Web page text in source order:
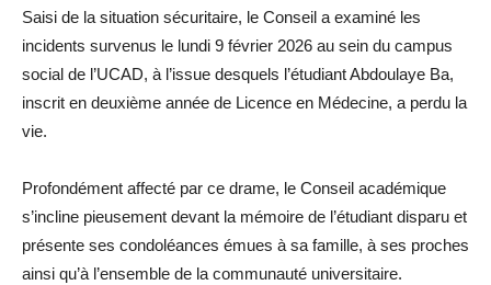
Saisi de la situation sécuritaire, le Conseil a examiné les
incidents survenus le lundi 9 février 2026 au sein du campus
social de l’UCAD, à l’issue desquels l’étudiant Abdoulaye Ba,
inscrit en deuxième année de Licence en Médecine, a perdu la
vie.
Profondément affecté par ce drame, le Conseil académique
s’incline pieusement devant la mémoire de l’étudiant disparu et
présente ses condoléances émues à sa famille, à ses proches
ainsi qu’à l’ensemble de la communauté universitaire.